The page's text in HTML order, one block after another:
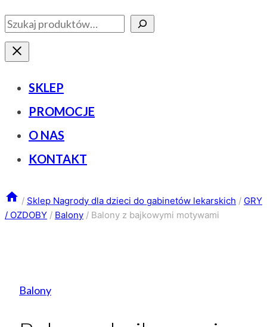
Szukaj
SKLEP
PROMOCJE
O NAS
KONTAKT
/ Sklep Nagrody dla dzieci do gabinetów lekarskich / GRY
/ OZDOBY / Balony / Balony z bajkowymi motywami
Balony